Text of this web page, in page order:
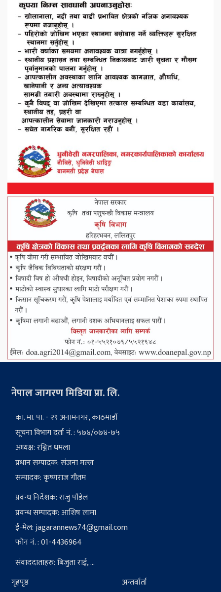
नेपाल जागरण मिडिया प्रा. लि.
का. मा. पा. - २९ अनामनगर, काठमाडौं
सूचना विभाग दर्ता नं. : ५७४/०७४-७५
अध्यक्ष: रञ्जित धमला
प्रधान सम्पादक: संजना मल्ल
सम्पादक: कृष्णराज गौतम
प्रवन्ध निर्देशक: राजु पौडेल
प्रवन्ध सम्पादक: आशिष लामा
ई-मेल:jagarannews74@gmail.com
फोन नं. : 01-4436964
संवाददाताहरु: बिजुता राई, ...
गृहपृष्ठ
अन्तर्वार्ता